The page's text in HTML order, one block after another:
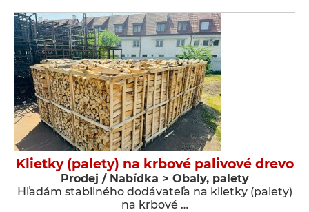
Klietky (palety) na krbové palivové drevo
Prodej / Nabídka > Obaly, palety
Hľadám stabilného dodávateľa na klietky (palety)
na krbové …